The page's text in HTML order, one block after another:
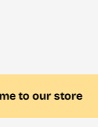
to our store